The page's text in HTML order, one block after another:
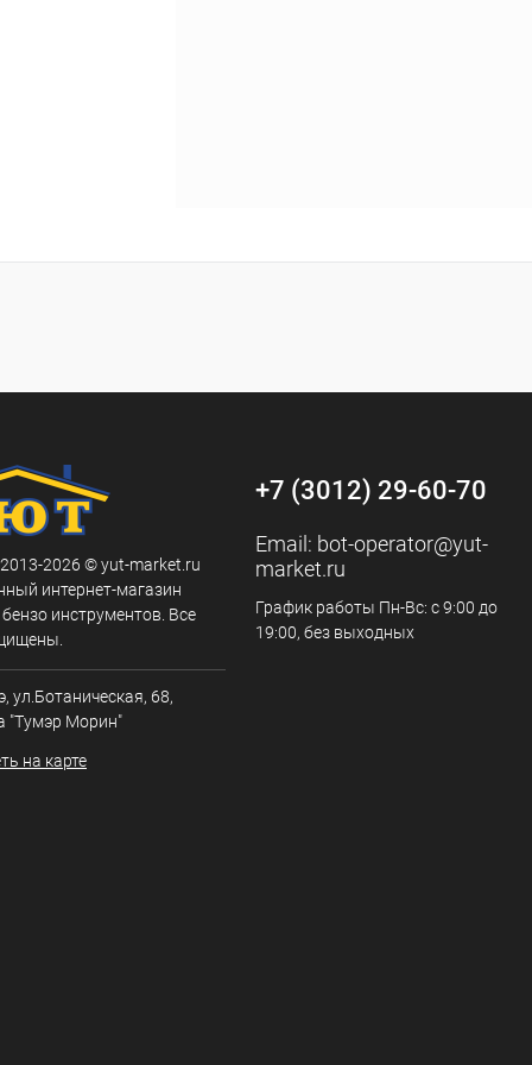
2026 © yut-market.ru
интернет-магазин
инструментов. Все
ул.Ботаническая, 68,
"Тумэр Морин"
на карте
+7 (3012) 29-60-70
Email: bot-operator@yut-
market.ru
График работы Пн-Вс: с 9:00 до
19:00, без выходных